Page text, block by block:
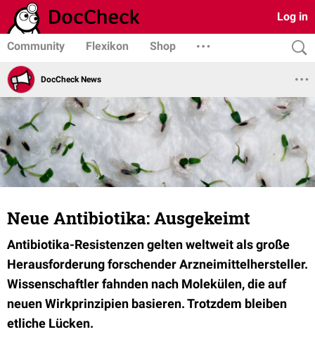
Log in
Community Flexikon Shop
DocCheck News
Neue Antibiotika: Ausgekeimt
Antibiotika-Resistenzen gelten weltweit als große
Herausforderung forschender Arzneimittelhersteller.
Wissenschaftler fahnden nach Molekülen, die auf
neuen Wirkprinzipien basieren. Trotzdem bleiben
etliche Lücken.